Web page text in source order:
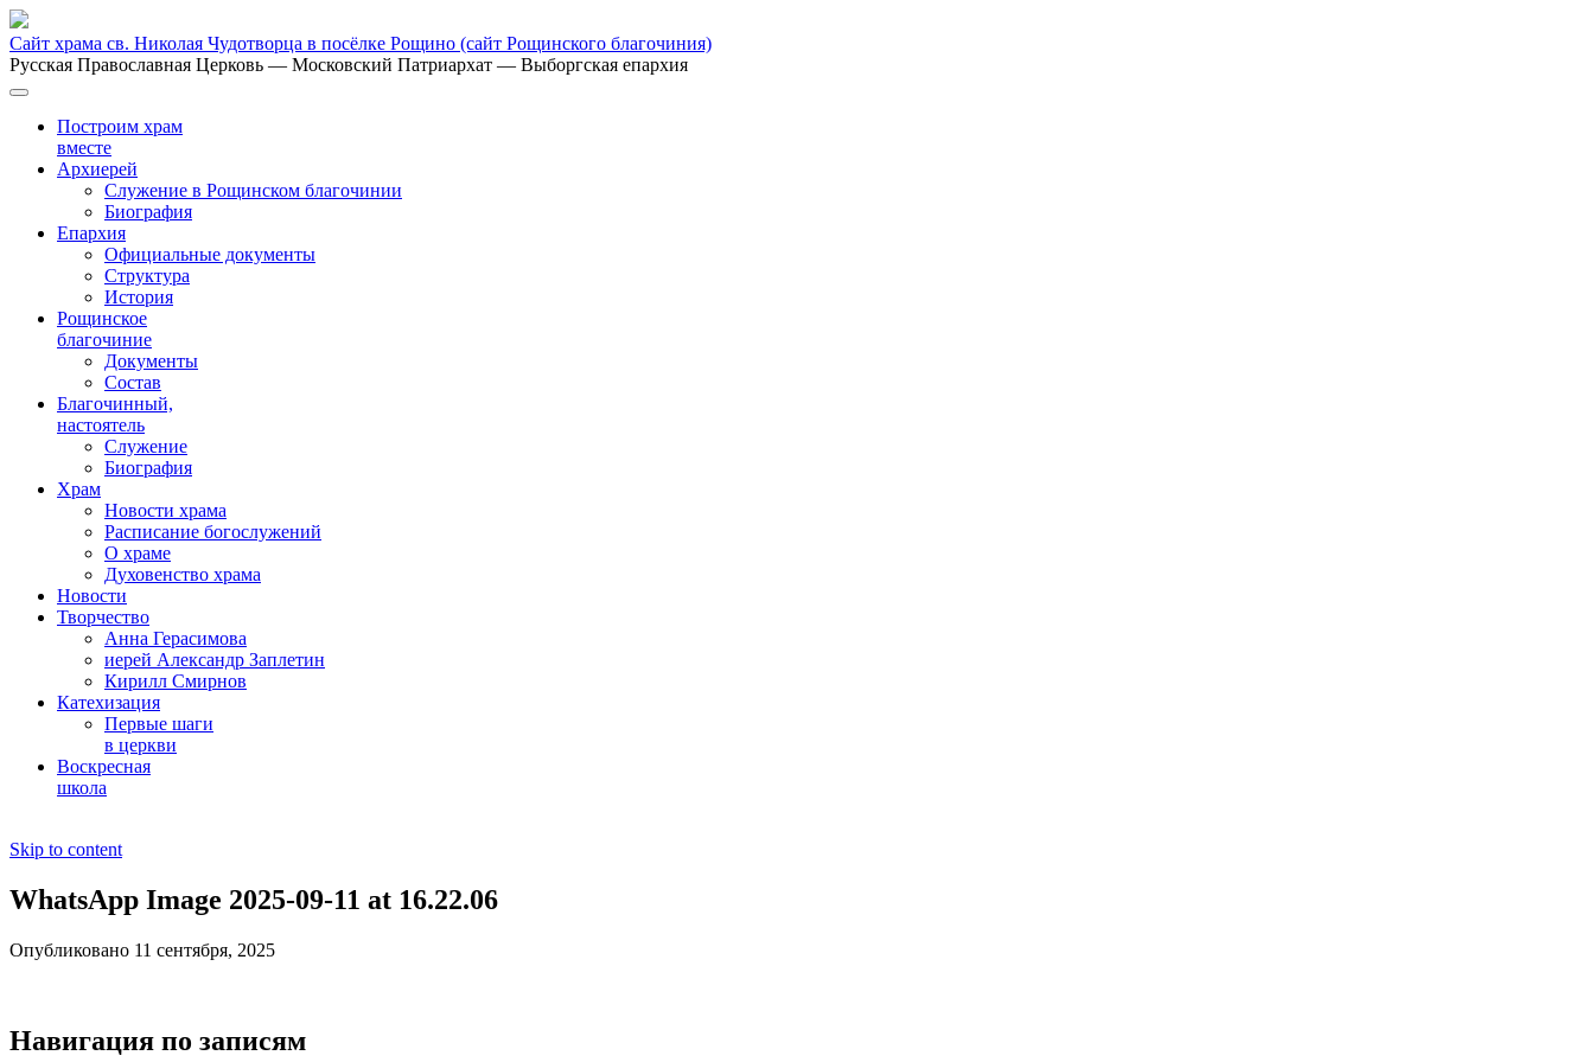
Сайт храма св. Николая Чудотворца в посёлке Рощино (сайт Рощинского благочиния)
Русская Православная Церковь — Московский Патриархат — Выборгская епархия
Построим храм
вместе
Архиерей
Служение в Рощинском благочинии
Биография
Епархия
Официальные документы
Структура
История
Рощинское
благочиние
Документы
Состав
Благочинный,
настоятель
Служение
Биография
Храм
Новости храма
Расписание богослужений
О храме
Духовенство храма
Новости
Творчество
Анна Герасимова
иерей Александр Заплетин
Кирилл Смирнов
Катехизация
Первые шаги
в церкви
Воскресная
школа
Skip to content
WhatsApp Image 2025-09-11 at 16.22.06
Опубликовано 11 сентября, 2025
Навигация по записям